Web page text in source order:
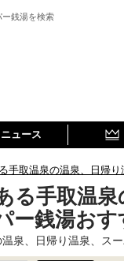
銭湯を検索
ュース
手取温泉の温泉、日帰
る手取温泉
ー銭湯おす
泉、日帰り温泉、ス